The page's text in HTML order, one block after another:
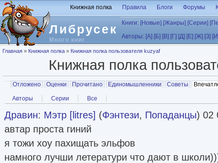
Перейти к основному содержанию
Либрусек
Много книг
Книжная полка Правила Блоги Форумы
Книги: [Новые] [Жанры] [Серии]
Авторы: [А] [Б] [В] [Г] [Д] [Е] [Ж] [З]
Вы здесь
Главная » Книжная полка » Книжная полка пользователя kuzyaf
Книжная полка
Главные вкладки
Отложено Оценки Прочитано Единомышленники Советы
Вторичные вкладки
Авторы Серии Все
Дравин: Мэтр [litres] (Фэнтези, Попаданцы) 02
автар проста гиний
я тожи хоу пахищать эльфов
намного лучши летератури что дают в